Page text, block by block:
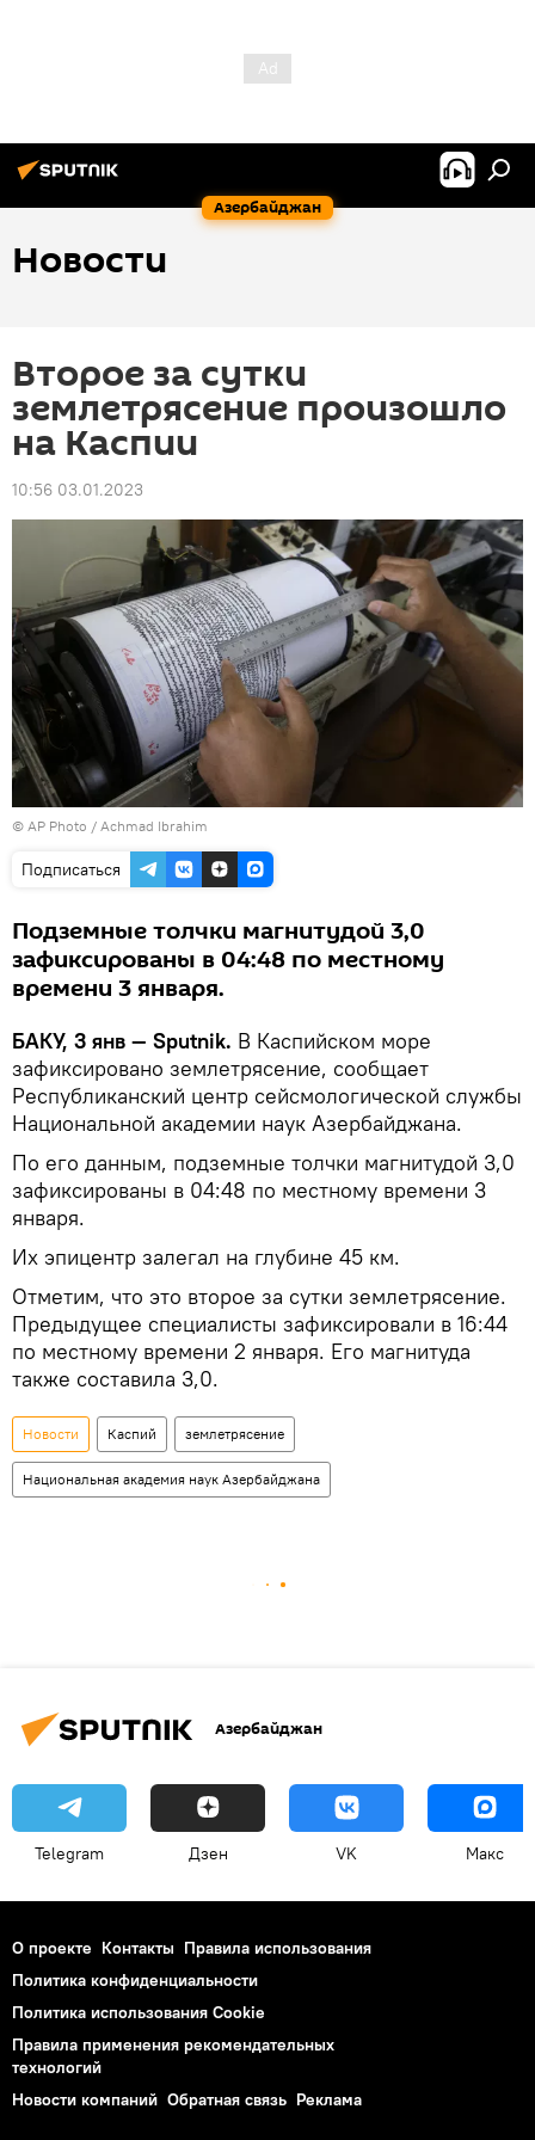
Азербайджан
Новости
Второе за сутки
землетрясение произошло
на Каспии
10:56 03.01.2023
© AP Photo / Achmad Ibrahim
Подписаться
Подземные толчки магнитудой 3,0
зафиксированы в 04:48 по местному
времени 3 января.
БАКУ, 3 янв — Sputnik. В Каспийском море
зафиксировано землетрясение, сообщает
Республиканский центр сейсмологической службы
Национальной академии наук Азербайджана.
По его данным, подземные толчки магнитудой 3,0
зафиксированы в 04:48 по местному времени 3
января.
Их эпицентр залегал на глубине 45 км.
Отметим, что это второе за сутки землетрясение.
Предыдущее специалисты зафиксировали в 16:44
по местному времени 2 января. Его магнитуда
также составила 3,0.
Новости Каспий землетрясение
Национальная академия наук Азербайджана
Азербайджан
Telegram Дзен VK Макс
О проекте Контакты Правила использования
Политика конфиденциальности
Политика использования Cookie
Правила применения рекомендательных
технологий
Новости компаний Обратная связь Реклама